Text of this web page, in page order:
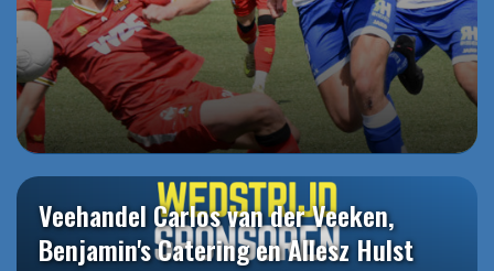
Veehandel Carlos van der Veeken,
Benjamin's Catering en Allesz Hulst